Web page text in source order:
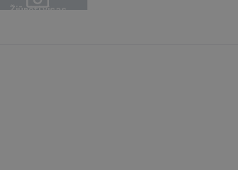
Žiūrėti visas